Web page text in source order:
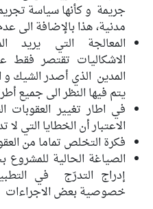
جريمة و كأنها سياسة
مدنية، هذا بالإضافة الى
المعالجة التي
الاشكاليات تقتصر
المدين الذي أصدر الشيك و
يتم فيها النظر الى جميع
في اطار تغيير
الاعتبار أن الخطايا التي
فكرة التخلص تماما من
الصياغة الحالية
إدراج التدرّج في
خصوصية بعض الاجراءات